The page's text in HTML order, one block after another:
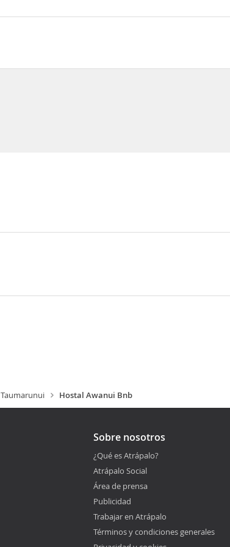
Taumarunui Hostal Awanui Bnb
Sobre nosotros
¿Qué es Atrápalo?
Atrápalo Social
Área de prensa
Publicidad
Trabajar en Atrápalo
Términos y condiciones generales